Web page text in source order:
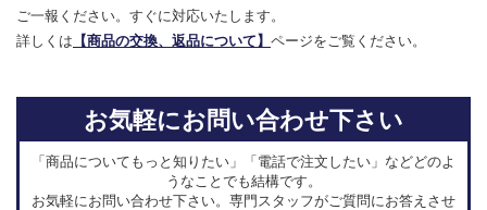
ご一報ください。すぐに対応いたします。
詳しくは 【商品の交換、返品について】 ページをご覧ください。
お気軽にお問い合わせ下さい
「商品についてもっと知りたい」「電話で注文したい」などどのよ
うなことでも結構です。
お気軽にお問い合わせ下さい。専門スタッフがご質問にお答えさせ